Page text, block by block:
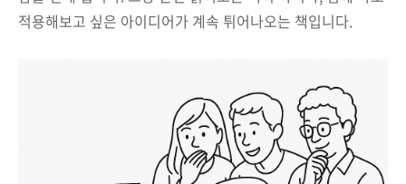
적용해보고 싶은 아이디어가 계속 튀어나오는 책입니다.